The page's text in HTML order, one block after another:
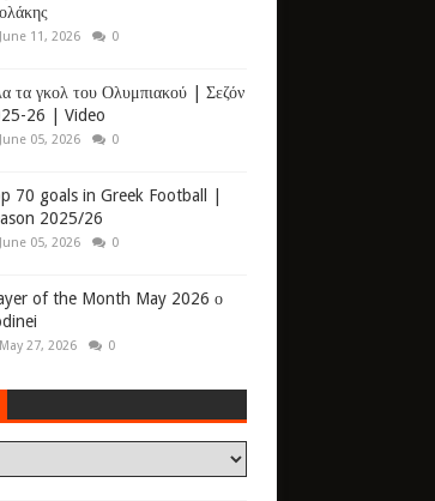
June 11, 2026 0
τα γκολ του Ολυμπιακού | Σεζόν
26 | Video
June 05, 2026 0
70 goals in Greek Football |
2025/26
June 05, 2026 0
of the Month May 2026 ο
May 27, 2026 0